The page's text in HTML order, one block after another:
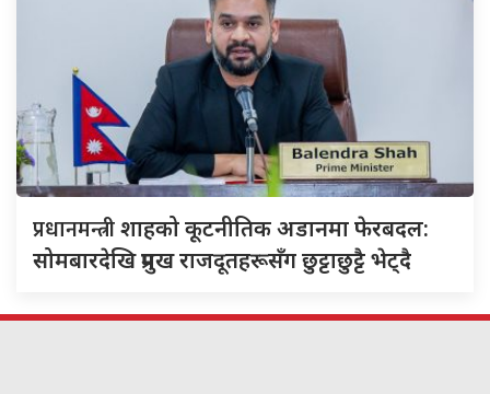
प्रधानमन्त्रीशाहको कूटनीतिक अडानमा फेरबदल:
सोमबारदेखि प्रमुख राजदूतहरूसँग छुट्टाछुट्टै भेट्दै